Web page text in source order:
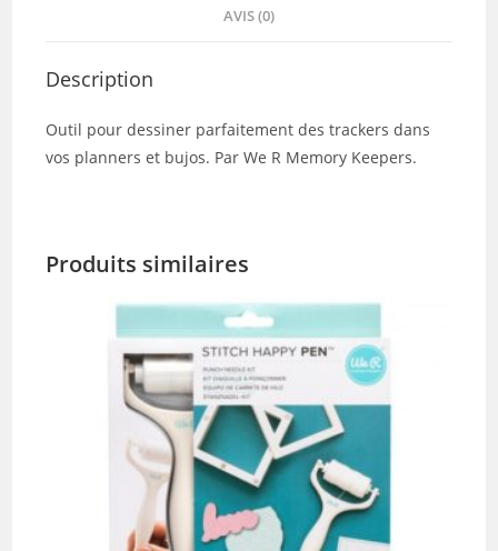
AVIS (0)
Description
Outil pour dessiner parfaitement des trackers dans
vos planners et bujos. Par We R Memory Keepers.
Produits similaires